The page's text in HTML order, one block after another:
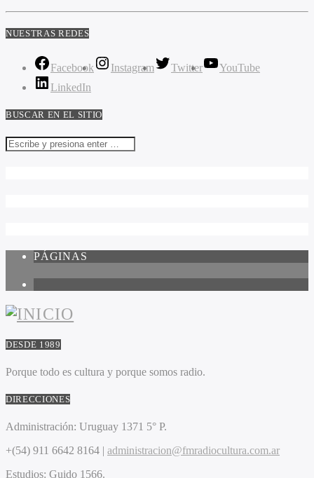
NUESTRAS REDES
Facebook Instagram Twitter
YouTube
LinkedIn
BUSCAR EN EL SITIO
PÁGINAS
DESDE 1989
Porque todo es cultura y porque somos radio.
DIRECCIONES
Administración: Uruguay 1371 5° P.
+(54) 911 6642 8164 | administracion@fmradiocultura.com.ar
Estudios: Guido 1566.